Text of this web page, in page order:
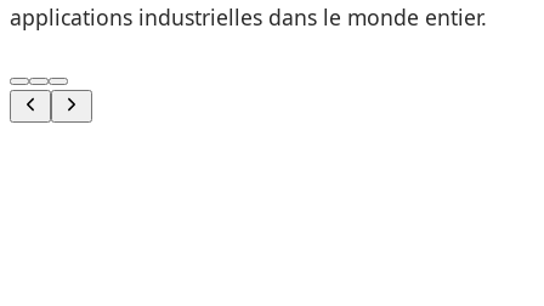
applications industrielles dans le monde entier.